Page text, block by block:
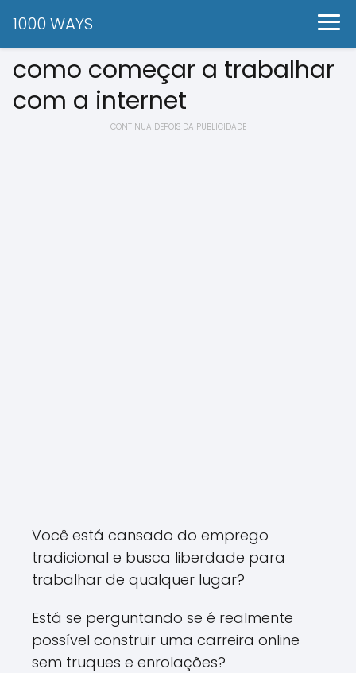
1000 WAYS
como começar a trabalhar
com a internet
CONTINUA DEPOIS DA PUBLICIDADE
Você está cansado do emprego
tradicional e busca liberdade para
trabalhar de qualquer lugar?
Está se perguntando se é realmente
possível construir uma carreira online
sem truques e enrolações?